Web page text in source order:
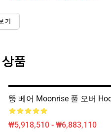
기
품
뚱 베어 Moonrise 풀 오버
₩5,918,510 - ₩6,883,110